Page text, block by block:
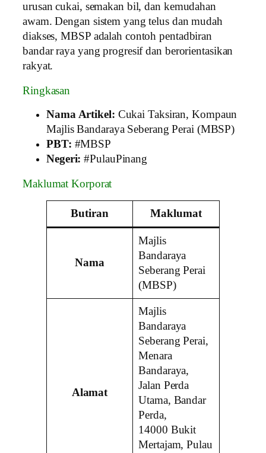
urusan cukai, semakan bil, dan kemudahan
awam. Dengan sistem yang telus dan mudah
diakses, MBSP adalah contoh pentadbiran
bandar raya yang progresif dan berorientasikan
rakyat.
Ringkasan
Nama Artikel: Cukai Taksiran, Kompaun
Majlis Bandaraya Seberang Perai (MBSP)
PBT: #MBSP
Negeri: #PulauPinang
Maklumat Korporat
Butiran Maklumat
Nama
Majlis
Bandaraya
Seberang Perai
(MBSP)
Alamat
Majlis
Bandaraya
Seberang Perai,
Menara
Bandaraya,
Jalan Perda
Utama, Bandar
Perda,
14000 Bukit
Mertajam, Pulau